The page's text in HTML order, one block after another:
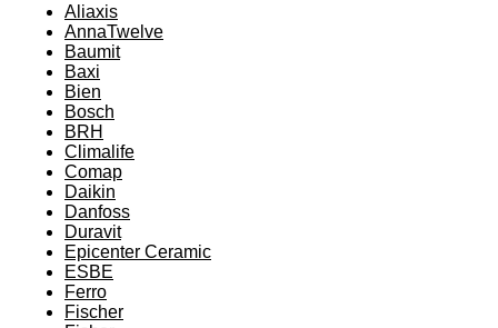
Aliaxis
AnnaTwelve
Baumit
Baxi
Bien
Bosch
BRH
Climalife
Comap
Daikin
Danfoss
Duravit
Epicenter Ceramic
ESBE
Ferro
Fischer